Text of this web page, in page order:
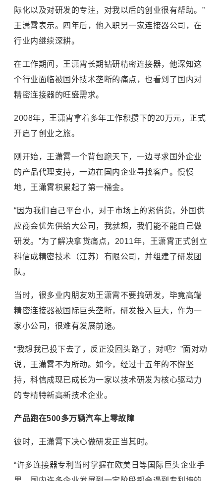
际化以及对研发的专注，对我以后的创业很有帮助。”
王潇霄表示。四年后，他入职另一家连接器公司，在
行业内继续深耕。
在工作期间，王潇霄长期钻研精密连接器，他深知这
个行业面临被国外技术垄断的痛点，也看到了国内对
精密连接器的旺盛需求。
2008年，王潇霄拿着多年工作积攒下的20万元，正式
开启了创业之旅。
刚开始，王潇霄一个背包跑天下，一边寻求国外企业
的产品代理支持，一边在国内企业寻找客户。慢慢
地，王潇霄积累起了第一桶金。
“因为我们自己平台小，对于市场上的紧俏货，外国供
应商会优先供给大公司，我就想，我们能不能自己做
研发。”为了解决拿货痛点，2011年，王潇霄正式创立
科信成精密技术（江苏）有限公司，并组建了研发团
队。
当时，很多业内朋友劝王潇霄不要搞研发，毕竟高端
精密连接器被国际巨头垄断，研发投入巨大，作为一
家小公司，很难有发展前途。
“我想我已投下去了，反正没回头路了，对吧？”面对劝
说，王潇霄不为所动。如今，经过十五年的不懈坚
持，科信成现已成长为一家以技术研发为核心驱动力
的专精特新高新技术企业。
产品跑在500多万辆汽车上零故障
彼时，王潇霄下决心做研发正当其时。
“许多连接器专利当时掌握在欧美日等国际巨头企业手